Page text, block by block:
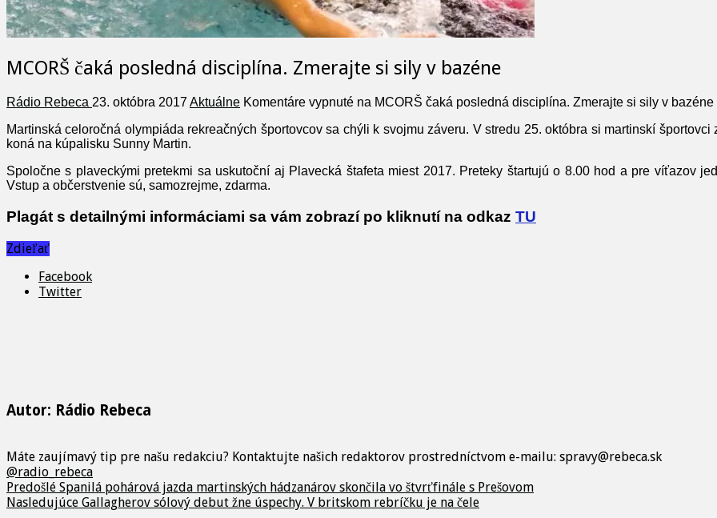
MCORŠ čaká posledná disciplína. Zmerajte si sily v bazéne
Rádio Rebeca 23. októbra 2017 Aktuálne Komentáre vypnuté na MCORŠ čaká posledná disciplína. Zmerajte si sily v bazéne
Martinská celoročná olympiáda rekreačných športovcov sa chýli k svojmu záveru. V stredu 25. októbra si martinskí
koná na kúpalisku Sunny Martin.
Spoločne s plaveckými pretekmi sa uskutoční aj Plavecká štafeta miest 2017. Preteky štartujú o 8.00 hod a pre víťazov
Vstup a občerstvenie sú, samozrejme, zdarma.
Plagát s detailnými informáciami sa vám zobrazí po kliknutí na odkaz TU
Zdieľať
Facebook
Twitter
Autor: Rádio Rebeca
Máte zaujímavý tip pre našu redakciu? Kontaktujte našich redaktorov prostredníctvom e-mailu: spravy@rebeca.sk
@radio_rebeca
Predošlé Spanilá pohárová jazda martinských hádzanárov skončila vo štvrťfinále s Prešovom
Nasledujúce Gallagherov sólový debut žne úspechy. V britskom rebríčku je na čele